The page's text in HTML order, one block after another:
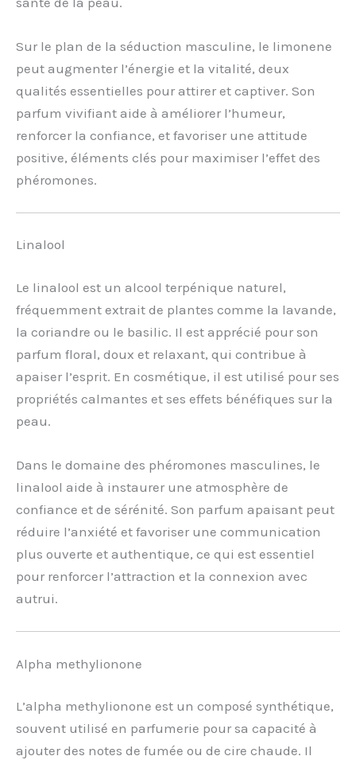
Sur le plan de la séduction masculine, le limonene
peut augmenter l’énergie et la vitalité, deux
qualités essentielles pour attirer et captiver. Son
parfum vivifiant aide à améliorer l’humeur,
renforcer la confiance, et favoriser une attitude
positive, éléments clés pour maximiser l’effet des
phéromones.
Linalool
Le linalool est un alcool terpénique naturel,
fréquemment extrait de plantes comme la lavande,
la coriandre ou le basilic. Il est apprécié pour son
parfum floral, doux et relaxant, qui contribue à
apaiser l’esprit. En cosmétique, il est utilisé pour ses
propriétés calmantes et ses effets bénéfiques sur la
peau.
Dans le domaine des phéromones masculines, le
linalool aide à instaurer une atmosphère de
confiance et de sérénité. Son parfum apaisant peut
réduire l’anxiété et favoriser une communication
plus ouverte et authentique, ce qui est essentiel
pour renforcer l’attraction et la connexion avec
autrui.
Alpha methylionone
L’alpha methylionone est un composé synthétique,
souvent utilisé en parfumerie pour sa capacité à
ajouter des notes de fumée ou de cire chaude. Il